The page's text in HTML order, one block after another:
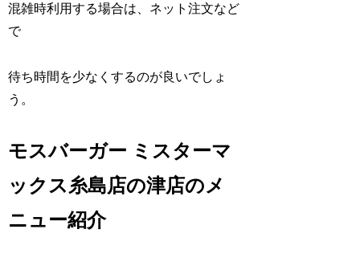
混雑時利用する場合は、ネット注文など
で
待ち時間を少なくするのが良いでしょ
う。
モスバーガー ミスターマ
ックス糸島店の津店のメ
ニュー紹介